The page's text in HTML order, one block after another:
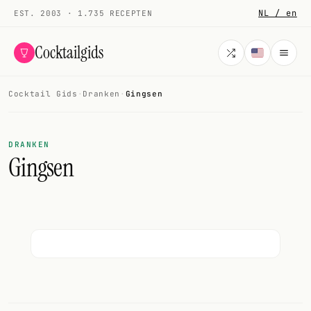
EST. 2003 · 1.735 RECEPTEN NL / en
Cocktailgids
Alle cocktails
Cocktail Gids · Dranken · Gingsen
DRANKEN
Gingsen